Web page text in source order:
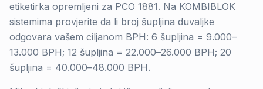
etiketirka opremljeni za PCO 1881. Na KOMBIBLOK
sistemima provjerite da li broj šupljina duvaljke
odgovara vašem ciljanom BPH: 6 šupljina = 9.000–
13.000 BPH; 12 šupljina = 22.000–26.000 BPH; 20
šupljina = 40.000–48.000 BPH.